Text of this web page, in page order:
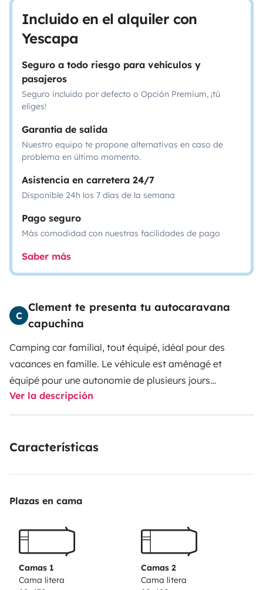
Incluido en el alquiler con
Yescapa
Seguro a todo riesgo para vehículos y
pasajeros
Seguro incluido por defecto o Opción Premium, ¡tú
eliges!
Garantía de salida
Nuestro equipo te propone alternativas en caso de
problema en último momento.
Asistencia en carretera 24/7
Disponible 24h los 7 días de la semana
Pago seguro
Más comodidad con nuestras facilidades de pago
Saber más
C
Clement te presenta tu autocaravana
capuchina
Camping car familial, tout équipé, idéal pour des
vacances en famille. Le véhicule est aménagé et
équipé pour une autonomie de plusieurs jours
(panneaux solaires, bidons d'eau supplémentaires en
plus de la cuve de 110l, propulsion, roues jumelées
pour les enfants dont un qui convient aux enfants de
peut etre transformée en lit supplémentaire.
rallonger pour 6 personnes.
Coté cuisine; frigo,
auvent, etc... Salle de bain: douche, wc, lavabo.
Ver la descripción
Características
Plazas en cama
Camas 1
Cama litera
Camas 2
Cama litera